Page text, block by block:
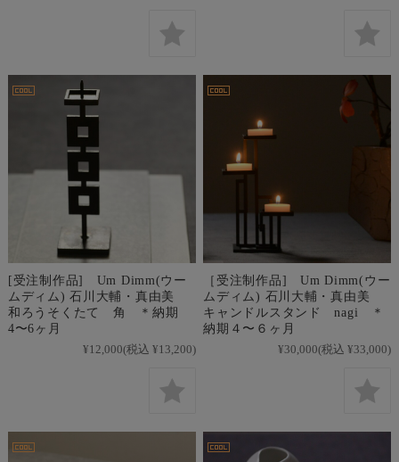
[受注制作品] Um Dimm(ウー
ムディム) 石川大輔・真由美
和ろうそくたて 角 ＊納期
4〜6ヶ月
¥12,000(税込 ¥13,200)
［受注制作品] Um Dimm(ウー
ムディム) 石川大輔・真由美
キャンドルスタンド nagi ＊
納期４〜６ヶ月
¥30,000(税込 ¥33,000)